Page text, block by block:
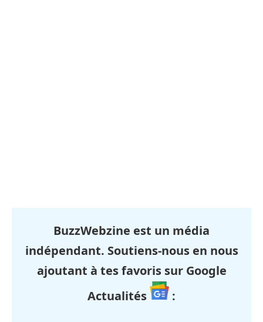
BuzzWebzine est un média
indépendant. Soutiens-nous en nous
ajoutant à tes favoris sur Google
Actualités
: